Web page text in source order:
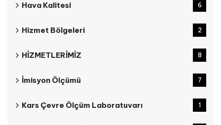
Hava Kalitesi 6
Hizmet Bölgeleri 2
HİZMETLERİMİZ 8
İmisyon Ölçümü 7
Kars Çevre Ölçüm Laboratuvarı 1